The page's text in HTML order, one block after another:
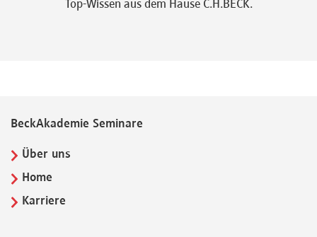
Top-Wissen aus dem Hause C.H.BECK.
BeckAkademie Seminare
Über uns
Home
Karriere